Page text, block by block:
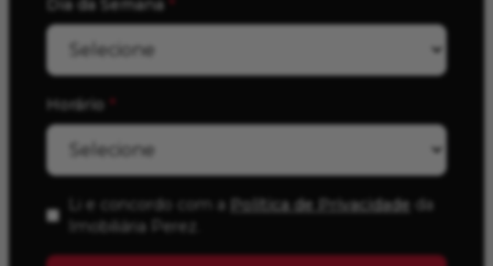
Dia da Semana *
Horário *
Li e concordo com a Política de Privacidade da
Imobiliária Perez